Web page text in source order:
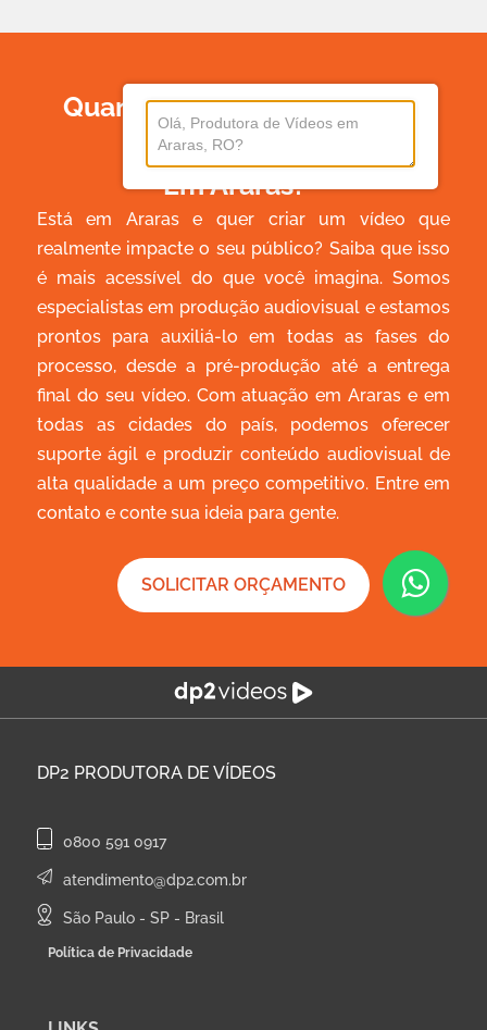
Quanto Custa Produzir Um
Vídeo
Em Araras?
Está em Araras e quer criar um vídeo que
realmente impacte o seu público? Saiba que isso
é mais acessível do que você imagina. Somos
especialistas em produção audiovisual e estamos
prontos para auxiliá-lo em todas as fases do
processo, desde a pré-produção até a entrega
final do seu vídeo. Com atuação em Araras e em
todas as cidades do país, podemos oferecer
suporte ágil e produzir conteúdo audiovisual de
alta qualidade a um preço competitivo. Entre em
contato e conte sua ideia para gente.
SOLICITAR ORÇAMENTO
DP2 PRODUTORA DE VÍDEOS
0800 591 0917
atendimento@dp2.com.br
São Paulo - SP - Brasil
Política de Privacidade